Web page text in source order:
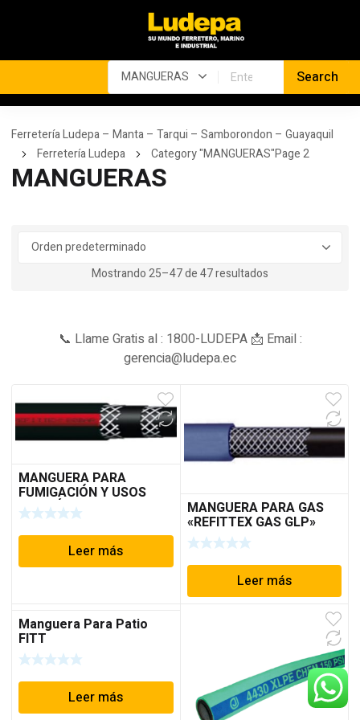
Ferretería Ludepa – Manta – Tarqui – Samborondon – Guayaquil
Ferretería Ludepa
Category "MANGUERAS"Page 2
MANGUERAS
Mostrando 25–47 de 47 resultados
📞 Llame Gratis al : 1800-LUDEPA 📩 Email :
gerencia@ludepa.ec
MANGUERA PARA
FUMIGACIÓN Y USOS
NEUMÁTICOS «REFITTEX
80BAR»
Leer más
MANGUERA PARA GAS
«REFITTEX GAS GLP»
Leer más
Manguera Para Patio
FITT
Leer más